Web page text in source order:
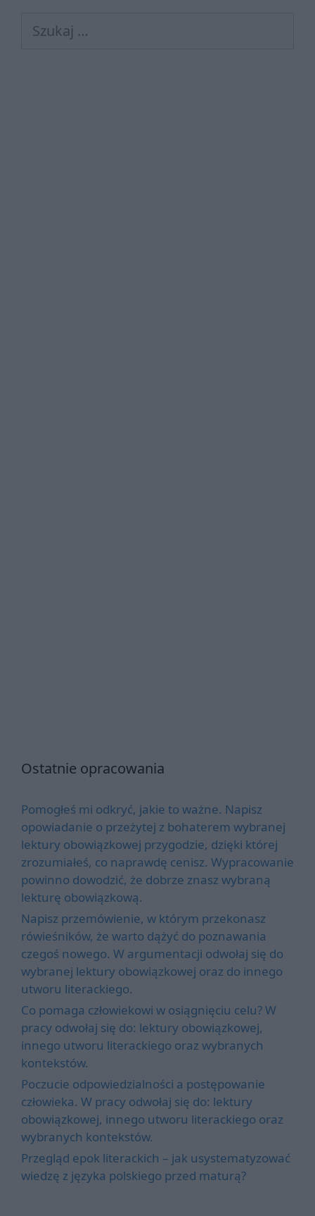
Ostatnie opracowania
Pomogłeś mi odkryć, jakie to ważne. Napisz
opowiadanie o przeżytej z bohaterem wybranej
lektury obowiązkowej przygodzie, dzięki której
zrozumiałeś, co naprawdę cenisz. Wypracowanie
powinno dowodzić, że dobrze znasz wybraną
lekturę obowiązkową.
Napisz przemówienie, w którym przekonasz
rówieśników, że warto dążyć do poznawania
czegoś nowego. W argumentacji odwołaj się do
wybranej lektury obowiązkowej oraz do innego
utworu literackiego.
Co pomaga człowiekowi w osiągnięciu celu? W
pracy odwołaj się do: lektury obowiązkowej,
innego utworu literackiego oraz wybranych
kontekstów.
Poczucie odpowiedzialności a postępowanie
człowieka. W pracy odwołaj się do: lektury
obowiązkowej, innego utworu literackiego oraz
wybranych kontekstów.
Przegląd epok literackich – jak usystematyzować
wiedzę z języka polskiego przed maturą?